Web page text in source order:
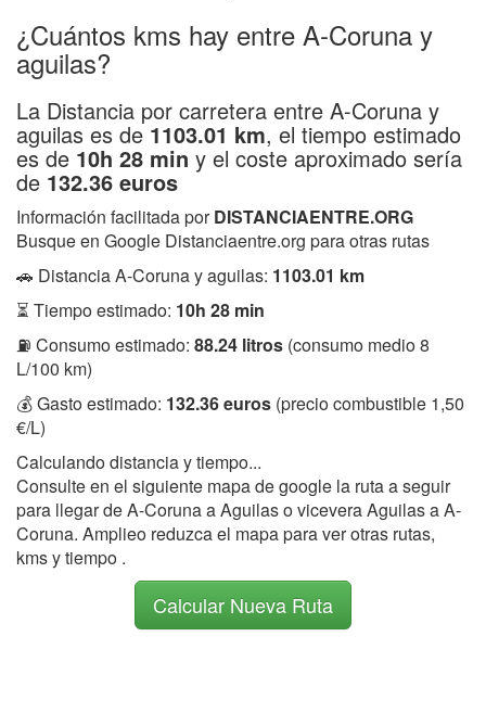
¿Cuántos kms hay entre A-Coruna y
aguilas?
La Distancia por carretera entre A-Coruna y
aguilas es de 1103.01 km, el tiempo estimado
es de 10h 28 min y el coste aproximado sería
de 132.36 euros
Información facilitada porDISTANCIAENTRE.ORG
Busque en Google Distanciaentre.org para otras rutas
🚗 Distancia A-Coruna y aguilas: 1103.01 km
⏳ Tiempo estimado: 10h 28 min
⛽ Consumo estimado: 88.24 litros (consumo medio 8
L/100 km)
💰 Gasto estimado: 132.36 euros (precio combustible 1,50
€/L)
Calculando distancia y tiempo...
Consulte en el siguiente mapa de google la ruta a seguir
para llegar de A-Coruna a Aguilas o vicevera Aguilas a A-
Coruna. Amplieo reduzca el mapa para ver otras rutas,
kms y tiempo .
Calcular Nueva Ruta